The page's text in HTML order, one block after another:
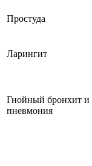
Простуда
Ларингит
Гнойный бронхит и
пневмония